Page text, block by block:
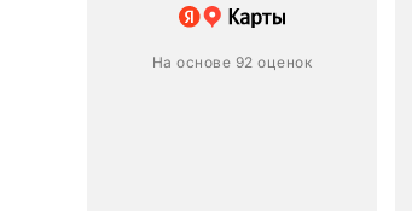
На основе 92 оценок
магазину за оперативную
приехал ко мне целым и